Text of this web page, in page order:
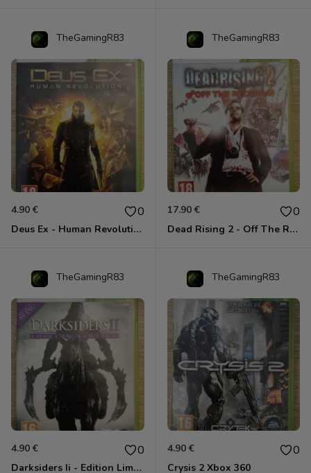
TheGamingR83
4.90 € 0
Deus Ex - Human Revolution Xbox 360
TheGamingR83
17.90 € 0
Dead Rising 2 - Off The Record Xbox 360
TheGamingR83
4.90 € 0
Darksiders Ii - Edition Limitée Xbox 360
TheGamingR83
4.90 € 0
Crysis 2 Xbox 360